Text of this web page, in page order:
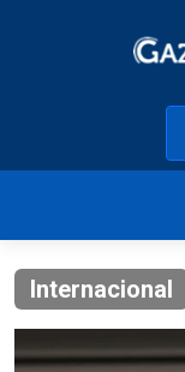
Internacional